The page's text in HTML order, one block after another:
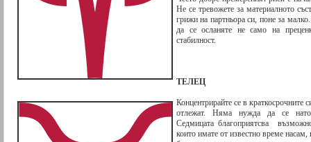
Не се тревожете за материалното
грижи на партньора си, поне за
да се осланяте не само на
стабилност.
ТЕЛЕЦ
Концентрирайте се в краткосрочните
отлежат. Няма нужда да се
Седмицата благоприятсва
които имате от известно време